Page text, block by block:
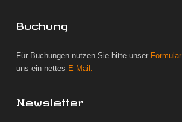
Buchung
Für Buchungen nutzen Sie bitte unser Formular
uns ein nettes E-Mail.
Newsletter